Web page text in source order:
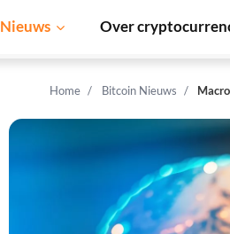
Nieuws Over
Home Bitcoin Nieuws